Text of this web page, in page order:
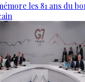
les 81 ans du